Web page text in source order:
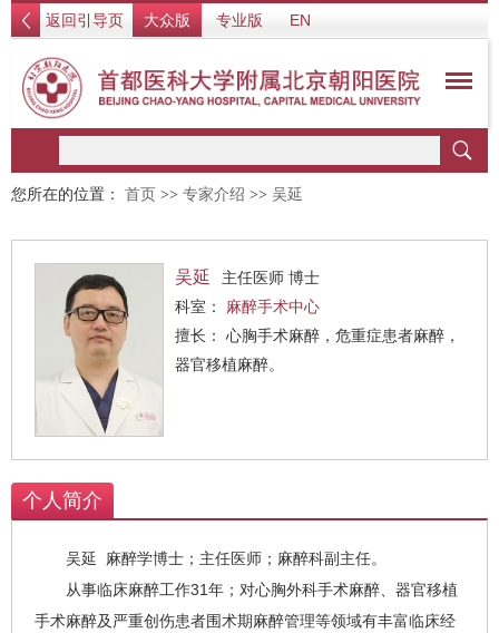
返回引导页 大众版 专业版 EN
您所在的位置： 首页 >> 专家介绍 >> 吴延
吴延
主任医师 博士
科室： 麻醉手术中心
擅长： 心胸手术麻醉，危重症患者麻醉，
器官移植麻醉。
个人简介
吴延 麻醉学博士；主任医师；麻醉科副主任。
从事临床麻醉工作31年；对心胸外科手术麻醉、器官移植
手术麻醉及严重创伤患者围术期麻醉管理等领域有丰富临床经